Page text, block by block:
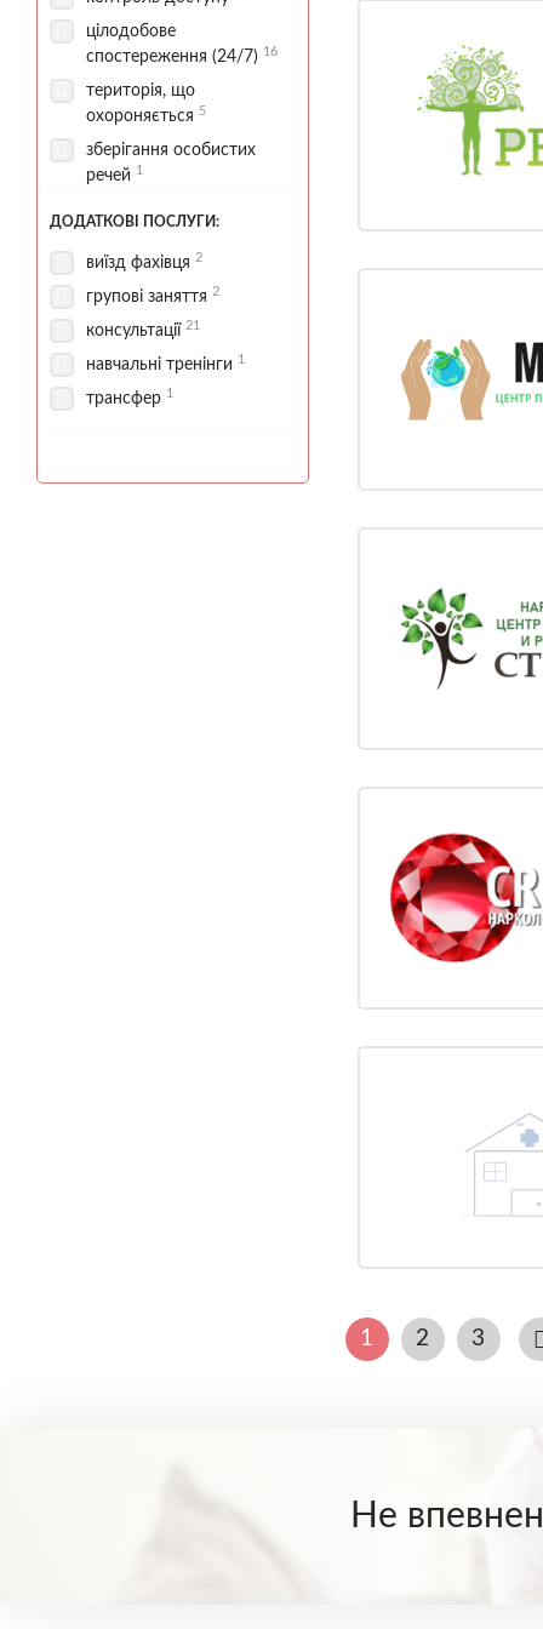
медикаментозна терапія
медична діагностика
нарколог3
оцінка стану
первинний огляд
психіатр
психолог
психологічна діагностика
1
психотерапевт 1
терапевт
супровід пацієнтів
цілодобове
спостереження (24/7) 16
територія, що
охороняється 5
зберігання особистих
речей 1
ДОДАТКОВІ ПОСЛУГИ:
виїзд фахівця 2
групові заняття 2
консультації 21
навчальні тренінги 1
трансфер 1
1 2 3
Не